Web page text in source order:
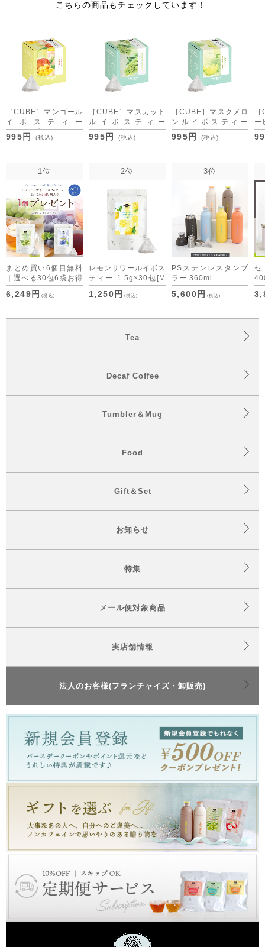
こちらの商品もチェックしています！
［CUBE］マンゴール
イボスティー
2.0g×20包
995円 (税込)
［CUBE］マスカット
ルイボスティー
2.0g×20包
995円 (税込)
［CUBE］マスクメロ
ンルイボスティー
2.0g×20包
995円 (税込)
ー
ー
1位
まとめ買い6個目無料
｜選べる30包6袋お得
セット デカフェコー
ヒーも仲間入り
6,249円 (税込)
2位
レモンサワールイボス
ティー 1.5g×30包 [M
便 1/3]
1,250円 (税込)
3位
PSステンレスタンブ
ラー 360ml
5,600円 (税込)
Tea
Decaf Coffee
Tumbler＆Mug
Food
Gift＆Set
お知らせ
特集
メール便対象商品
実店舗情報
法人のお客様(フランチャイズ・卸販売)